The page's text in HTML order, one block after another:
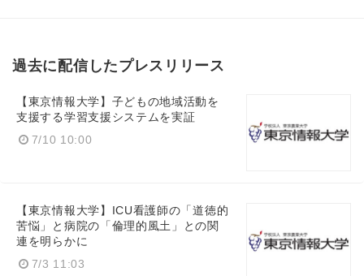
過去に配信したプレスリリース
【東京情報大学】子どもの地域活動を
支援する学習支援システムを実証
7/10 10:00
【東京情報大学】ICU看護師の「道徳的
苦悩」と病院の「倫理的風土」との関
連を明らかに
7/3 11:03